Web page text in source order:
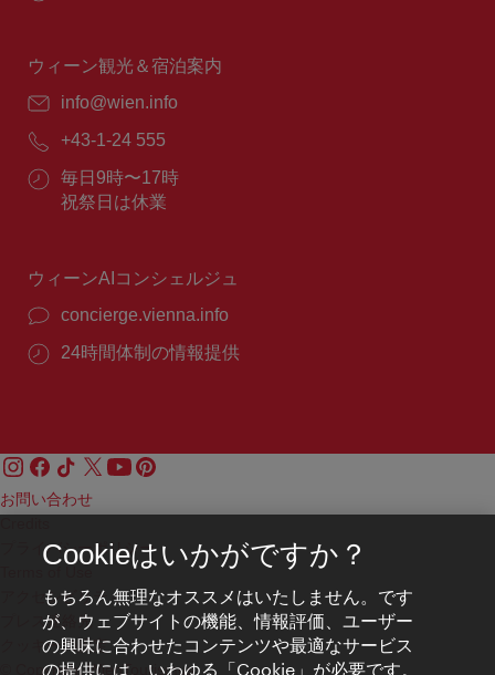
間：
ウィーン観光＆宿泊案内
E
ー
ル：
info@wien.info
電
番
号：
+43-1-24 555
営
業
毎日9時〜17時
祝祭日は休業
ウィーンAIコンシェルジュ
concierge.vienna.info
24時間体制の情報提供
お問い合わせ
プライバシーポリシー
アクセシビリティ
プレス連絡先
クッキーの設定
© Copyright WienTourismus
Cookieはいかがですか？
もちろん無理なオススメはいたしません。です
が、ウェブサイトの機能、情報評価、ユーザー
の興味に合わせたコンテンツや最適なサービス
の提供には、いわゆる「Cookie」が必要です。